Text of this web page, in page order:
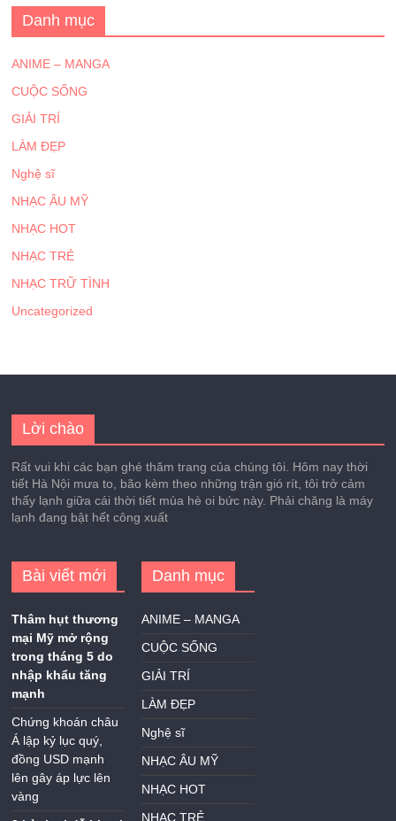
Danh mục
ANIME – MANGA
CUỘC SỐNG
GIẢI TRÍ
LÀM ĐẸP
Nghệ sĩ
NHẠC ÂU MỸ
NHẠC HOT
NHẠC TRẺ
NHẠC TRỮ TÌNH
Uncategorized
Lời chào
Rất vui khi các bạn ghé thăm trang của chúng tôi. Hôm nay thời
tiết Hà Nội mưa to, bão kèm theo những trận gió rít, tôi trở cảm
thấy lạnh giữa cái thời tiết mùa hè oi bức này. Phải chăng là máy
lạnh đang bật hết công xuất
Bài viết mới
Thâm hụt thương
mại Mỹ mở rộng
trong tháng 5 do
nhập khẩu tăng
mạnh
Chứng khoán châu
Á lập kỷ lục quý,
đồng USD mạnh
lên gây áp lực lên
vàng
Danh mục
ANIME – MANGA
CUỘC SỐNG
GIẢI TRÍ
LÀM ĐẸP
Nghệ sĩ
NHẠC ÂU MỸ
NHẠC HOT
NHẠC TRẺ